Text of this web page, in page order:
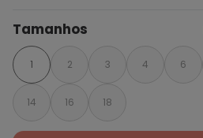
Tamanhos
1 2 3 4 6
14 16 18